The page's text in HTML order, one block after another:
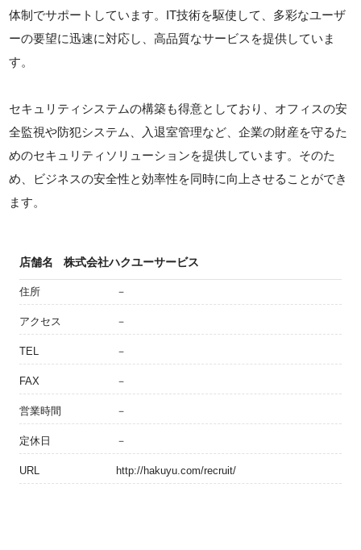
体制でサポートしています。IT技術を駆使して、多彩なユーザ
ーの要望に迅速に対応し、高品質なサービスを提供していま
す。
セキュリティシステムの構築も得意としており、オフィスの安
全監視や防犯システム、入退室管理など、企業の財産を守るた
めのセキュリティソリューションを提供しています。そのた
め、ビジネスの安全性と効率性を同時に向上させることができ
ます。
店舗名 株式会社ハクユーサービス
住所 －
アクセス －
TEL －
FAX －
営業時間 －
定休日 －
URL http://hakuyu.com/recruit/